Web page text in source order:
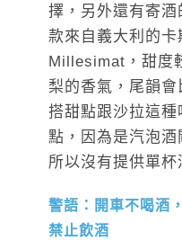
擇，另外還有寄
款來自義大利的
Millesimat，甜度
梨的香氣，尾韻
搭甜點跟沙拉這
點，因為是汽泡
所以沒有提供單杯
警語：開車不喝酒
禁止飲酒